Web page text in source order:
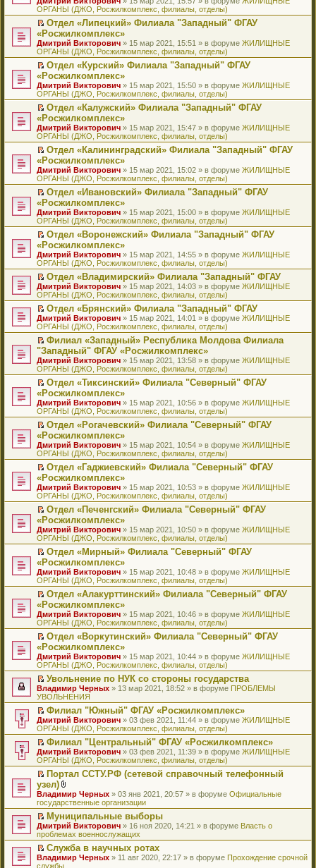
ю
б
щ
е
н
ю
м
у
с
о
б
щ
е
н
ю
т
а
н
н
м
у
с
о
б
щ
е
н
ю
п
р
о
ч
т
а
н
н
м
у
с
о
б
щ
е
н
ю
о
м
у
н
п
р
о
ч
т
а
н
н
м
у
с
о
б
щ
е
н
ю
к
п
е
р
о
м
у
н
п
р
о
ч
т
а
н
н
м
у
с
о
б
щ
е
н
ю
р
е
й
т
к
п
е
р
о
м
у
н
п
р
о
ч
т
а
н
н
м
у
с
о
б
щ
е
н
и
ю
ОРГАНЫ (ДЖО, Росжилкомплекс, филиалы, отделы)
П
р
е
й
т
к
п
е
р
о
м
у
н
п
р
о
ч
т
а
н
н
м
у
с
о
о
б
щ
е
н
и
ю
Отдел «Липецкий» Филиала "Западный" ФГАУ
«Росжилкомплекс»
Дмитрий Викторович » 15 мар 2021, 15:51 » в форуме ЖИЛИЩНЫЕ
ОРГАНЫ (ДЖО, Росжилкомплекс, филиалы, отделы)
П
р
е
й
т
к
п
е
р
о
м
у
н
п
р
о
ч
т
а
н
н
о
м
у
с
о
о
б
щ
е
н
и
ю
Отдел «Курский» Филиала "Западный" ФГАУ
«Росжилкомплекс»
Дмитрий Викторович » 15 мар 2021, 15:50 » в форуме ЖИЛИЩНЫЕ
ОРГАНЫ (ДЖО, Росжилкомплекс, филиалы, отделы)
П
р
е
й
т
к
п
е
р
о
м
у
н
п
р
о
ч
и
т
а
н
н
о
м
у
с
о
о
б
щ
е
н
и
ю
Отдел «Калужский» Филиала "Западный" ФГАУ
«Росжилкомплекс»
Дмитрий Викторович » 15 мар 2021, 15:47 » в форуме ЖИЛИЩНЫЕ
ОРГАНЫ (ДЖО, Росжилкомплекс, филиалы, отделы)
П
р
е
й
т
к
п
е
р
о
м
у
н
е
п
р
о
ч
и
т
а
н
н
о
м
у
с
о
о
б
щ
е
н
и
ю
Отдел «Калининградский» Филиала "Западный" ФГАУ
«Росжилкомплекс»
Дмитрий Викторович » 15 мар 2021, 15:02 » в форуме ЖИЛИЩНЫЕ
ОРГАНЫ (ДЖО, Росжилкомплекс, филиалы, отделы)
П
р
е
й
т
к
п
е
р
в
о
м
у
н
е
п
р
о
ч
и
т
а
н
н
о
м
у
с
о
о
б
щ
е
н
и
ю
Отдел «Ивановский» Филиала "Западный" ФГАУ
«Росжилкомплекс»
Дмитрий Викторович » 15 мар 2021, 15:00 » в форуме ЖИЛИЩНЫЕ
ОРГАНЫ (ДЖО, Росжилкомплекс, филиалы, отделы)
П
р
е
й
т
и
к
п
е
р
в
о
м
у
н
е
п
р
о
ч
и
т
а
н
н
о
м
у
с
о
о
б
щ
е
н
и
ю
Отдел «Воронежский» Филиала "Западный" ФГАУ
«Росжилкомплекс»
Дмитрий Викторович » 15 мар 2021, 14:55 » в форуме ЖИЛИЩНЫЕ
ОРГАНЫ (ДЖО, Росжилкомплекс, филиалы, отделы)
П
е
р
е
й
т
и
к
п
е
р
в
о
м
у
н
е
п
р
о
ч
и
т
а
н
н
о
м
у
с
о
о
б
щ
е
н
и
ю
Отдел «Владимирский» Филиала "Западный" ФГАУ
Дмитрий Викторович » 15 мар 2021, 14:03 » в форуме ЖИЛИЩНЫЕ
ОРГАНЫ (ДЖО, Росжилкомплекс, филиалы, отделы)
П
е
р
е
й
т
и
к
п
е
р
в
о
м
у
н
е
п
р
о
ч
и
т
а
н
н
о
м
у
с
о
о
б
щ
е
н
и
ю
Отдел «Брянский» Филиала "Западный" ФГАУ
Дмитрий Викторович » 15 мар 2021, 14:01 » в форуме ЖИЛИЩНЫЕ
ОРГАНЫ (ДЖО, Росжилкомплекс, филиалы, отделы)
П
е
р
е
й
т
к
п
е
р
о
м
у
н
п
р
о
ч
т
а
н
н
м
у
с
о
б
щ
е
н
ю
Филиал «Западный» Республика Молдова Филиала
"Западный" ФГАУ «Росжилкомплекс»
Дмитрий Викторович » 15 мар 2021, 13:58 » в форуме ЖИЛИЩНЫЕ
ОРГАНЫ (ДЖО, Росжилкомплекс, филиалы, отделы)
П
р
е
й
т
к
п
е
р
о
м
у
н
п
р
о
ч
т
а
н
н
м
у
с
о
б
щ
е
н
и
ю
Отдел «Тиксинский» Филиала "Северный" ФГАУ
«Росжилкомплекс»
Дмитрий Викторович » 15 мар 2021, 10:56 » в форуме ЖИЛИЩНЫЕ
ОРГАНЫ (ДЖО, Росжилкомплекс, филиалы, отделы)
П
р
е
й
т
к
п
е
р
о
м
у
н
п
р
о
ч
т
а
н
н
м
у
с
о
о
б
щ
е
н
и
ю
Отдел «Рогачевский» Филиала "Северный" ФГАУ
«Росжилкомплекс»
Дмитрий Викторович » 15 мар 2021, 10:54 » в форуме ЖИЛИЩНЫЕ
ОРГАНЫ (ДЖО, Росжилкомплекс, филиалы, отделы)
П
р
е
й
т
к
п
е
р
о
м
у
н
п
р
о
ч
т
а
н
н
о
м
у
с
о
о
б
щ
е
н
и
ю
Отдел «Гаджиевский» Филиала "Северный" ФГАУ
«Росжилкомплекс»
Дмитрий Викторович » 15 мар 2021, 10:53 » в форуме ЖИЛИЩНЫЕ
ОРГАНЫ (ДЖО, Росжилкомплекс, филиалы, отделы)
П
р
е
й
т
к
п
е
р
о
м
у
н
п
р
о
ч
и
т
а
н
н
о
м
у
с
о
о
б
щ
е
н
и
ю
Отдел «Печенгский» Филиала "Северный" ФГАУ
«Росжилкомплекс»
Дмитрий Викторович » 15 мар 2021, 10:50 » в форуме ЖИЛИЩНЫЕ
ОРГАНЫ (ДЖО, Росжилкомплекс, филиалы, отделы)
П
р
е
й
т
к
п
е
р
о
м
у
н
е
п
р
о
ч
и
т
а
н
н
о
м
у
с
о
о
б
щ
е
н
и
Отдел «Мирный» Филиала "Северный" ФГАУ
«Росжилкомплекс»
Дмитрий Викторович » 15 мар 2021, 10:48 » в форуме ЖИЛИЩНЫЕ
ОРГАНЫ (ДЖО, Росжилкомплекс, филиалы, отделы)
П
р
е
й
т
к
п
е
р
в
о
м
у
н
е
п
р
о
ч
и
т
а
н
н
о
м
у
с
о
о
Отдел «Алакурттинский» Филиала "Северный" ФГАУ
«Росжилкомплекс»
Дмитрий Викторович » 15 мар 2021, 10:46 » в форуме ЖИЛИЩНЫЕ
ОРГАНЫ (ДЖО, Росжилкомплекс, филиалы, отделы)
П
р
е
й
т
и
к
п
е
р
в
о
м
у
н
е
п
р
о
ч
и
т
а
н
н
о
Отдел «Воркутинский» Филиала "Северный" ФГАУ
«Росжилкомплекс»
Дмитрий Викторович » 15 мар 2021, 10:44 » в форуме ЖИЛИЩНЫЕ
ОРГАНЫ (ДЖО, Росжилкомплекс, филиалы, отделы)
П
е
р
е
й
т
и
к
п
е
р
в
о
м
у
н
е
п
р
о
ч
и
Увольнение по НУК со стороны государства
Владимир Черных » 13 мар 2021, 18:52 » в форуме ПРОБЛЕМЫ
УВОЛЬНЕНИЯ
П
е
р
е
й
т
и
к
п
е
р
в
о
м
у
н
е
п
Филиал "Южный" ФГАУ «Росжилкомплекс»
Дмитрий Викторович » 03 фев 2021, 11:44 » в форуме ЖИЛИЩНЫЕ
ОРГАНЫ (ДЖО, Росжилкомплекс, филиалы, отделы)
П
е
р
й
т
и
к
п
е
р
в
о
м
Филиал "Центральный" ФГАУ «Росжилкомплекс»
Дмитрий Викторович » 03 фев 2021, 11:39 » в форуме ЖИЛИЩНЫЕ
ОРГАНЫ (ДЖО, Росжилкомплекс, филиалы, отделы)
П
е
р
е
й
т
и
к
п
е
р
Портал ССТУ.РФ (сетевой справочный телефонный
узел)
В
л
о
ж
е
н
и
я
Владимир Черных » 03 янв 2021, 20:57 » в форуме Официальные
государственные организации
П
е
р
е
й
т
Муниципальные выборы
Дмитрий Викторович » 16 ноя 2020, 14:21 » в форуме Власть о
проблемах военнослужащих
П
е
Служба в научных ротах
Владимир Черных » 11 авг 2020, 22:17 » в форуме Прохождение срочной
службы